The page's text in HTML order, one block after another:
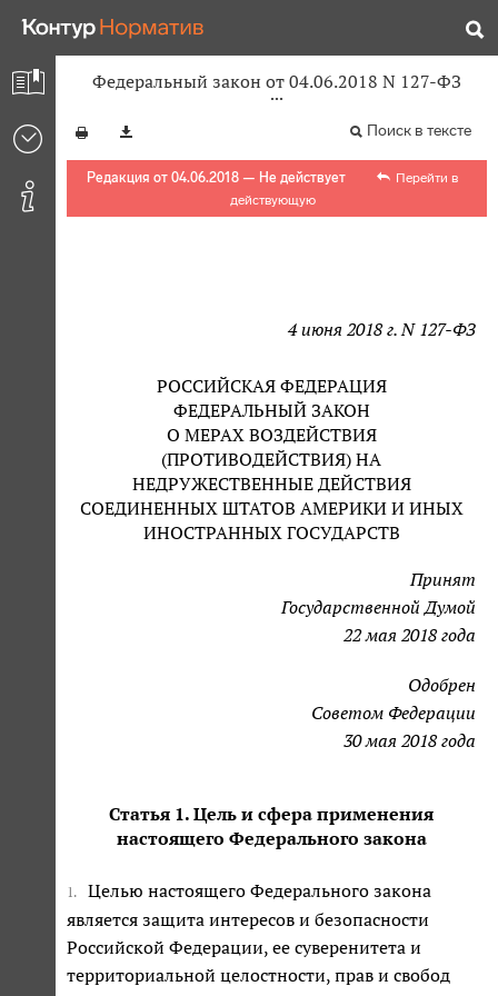
Федеральный закон от 04.06.2018 N 127-ФЗ
Поиск в тексте
Редакция от 04.06.2018 — Не действует
Перейти в
действующую
4 июня 2018 г. N 127-ФЗ
РОССИЙСКАЯ ФЕДЕРАЦИЯ
ФЕДЕРАЛЬНЫЙ ЗАКОН
О МЕРАХ ВОЗДЕЙСТВИЯ
(ПРОТИВОДЕЙСТВИЯ) НА
НЕДРУЖЕСТВЕННЫЕ ДЕЙСТВИЯ
СОЕДИНЕННЫХ ШТАТОВ АМЕРИКИ И ИНЫХ
ИНОСТРАННЫХ ГОСУДАРСТВ
Принят
Государственной Думой
22 мая 2018 года
Одобрен
Советом Федерации
30 мая 2018 года
Статья 1. Цель и сфера применения
настоящего Федерального закона
1.
Целью настоящего Федерального закона
является защита интересов и безопасности
Российской Федерации, ее суверенитета и
территориальной целостности, прав и свобод